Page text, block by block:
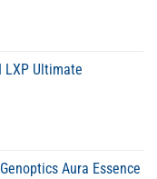
LXP Ultimate
Aura Essence